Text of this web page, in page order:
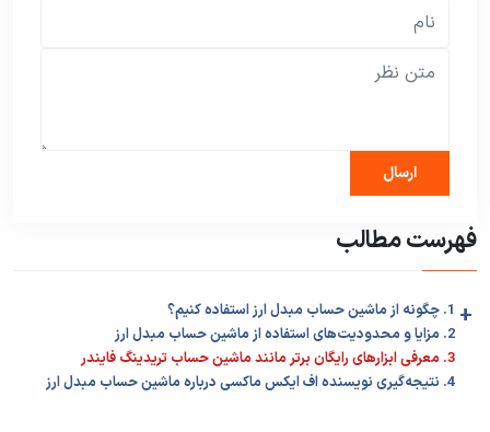
فهرست مطالب
1. چگونه از ماشین حساب مبدل ارز استفاده کنیم؟ +
2. مزایا و محدودیت‌های استفاده از ماشین حساب مبدل ارز
3. معرفی ابزارهای رایگان برتر مانند ماشین حساب تریدینگ فایندر
4. نتیجه‌گیری نویسنده اف ایکس ماکسی درباره ماشین حساب مبدل ارز